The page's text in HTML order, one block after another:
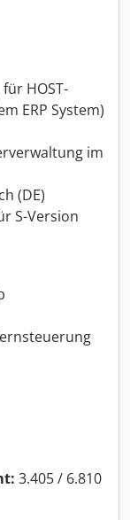
HOST-
ERP System)
im
(DE)
S-Version
3.405 / 6.810